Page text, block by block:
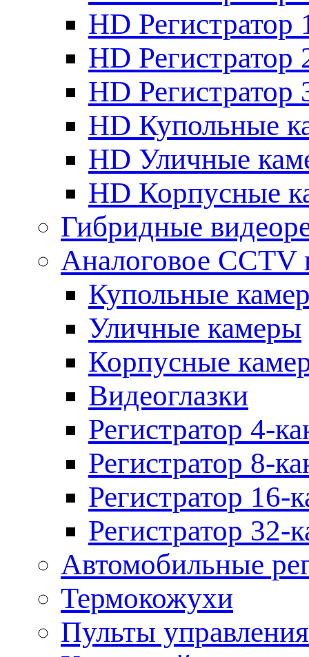
HD Регистратор
HD Регистратор
HD Регистратор
HD Купольные
HD Уличные
HD Корпусные
Гибридные
Аналоговое CCTV
Купольные
Уличные камеры
Корпусные
Видеоглазки
Регистратор 4-
Регистратор 8-
Регистратор 16-
Регистратор 32-
Автомобильные
Термокожухи
Пульты управления